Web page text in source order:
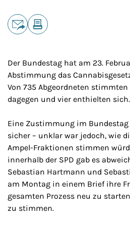
Teilen
Der Bundestag hat am 23.
Abstimmung das
Von 735 Abgeordneten stimmten
dagegen und vier enthielten sich.
Eine Zustimmung im
sicher – unklar war jedoch, wie
Ampel-Fraktionen stimmen
innerhalb der SPD gab es
Sebastian Hartmann und
am Montag in einem Brief ihre
gesamten Prozess neu zu
zu stimmen.